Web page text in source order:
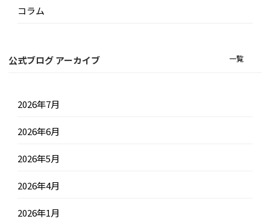
コラム
公式ブログ アーカイブ 一覧
2026年7月
2026年6月
2026年5月
2026年4月
2026年1月